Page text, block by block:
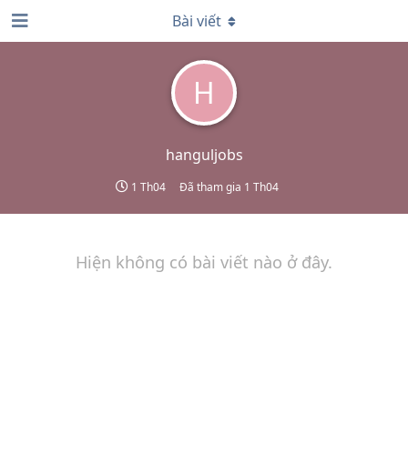
H
hanguljobs
1 Th04 Đã tham gia 1 Th04
Bài viết
Hiện không có bài viết nào ở đây.